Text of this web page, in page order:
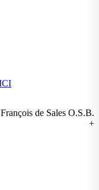
de Sales O.S.B.
+